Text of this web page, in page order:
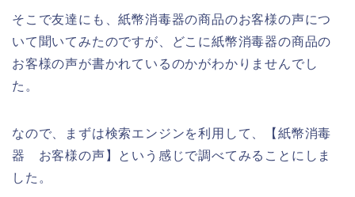
そこで友達にも、紙幣消毒器の商品のお客様の声につ
いて聞いてみたのですが、どこに紙幣消毒器の商品の
お客様の声が書かれているのかがわかりませんでし
た。
なので、まずは検索エンジンを利用して、【紙幣消毒
器 お客様の声】という感じで調べてみることにしま
した。